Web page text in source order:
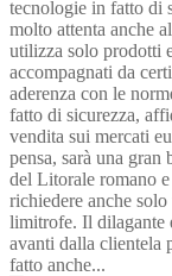
tecnologie in fatto di
molto attenta anche
utilizza solo prodotti
accompagnati da
aderenza con le
fatto di sicurezza,
vendita sui mercati
pensa, sarà una
del Litorale romano
richiedere anche
limitrofe. Il dilagante
avanti dalla clientela
fatto anche...